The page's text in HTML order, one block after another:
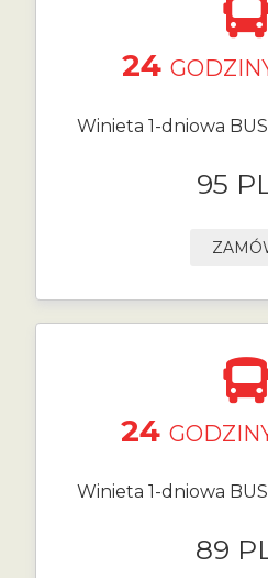
24
Winieta 1-dniowa
95
24
Winieta 1-dniowa
89